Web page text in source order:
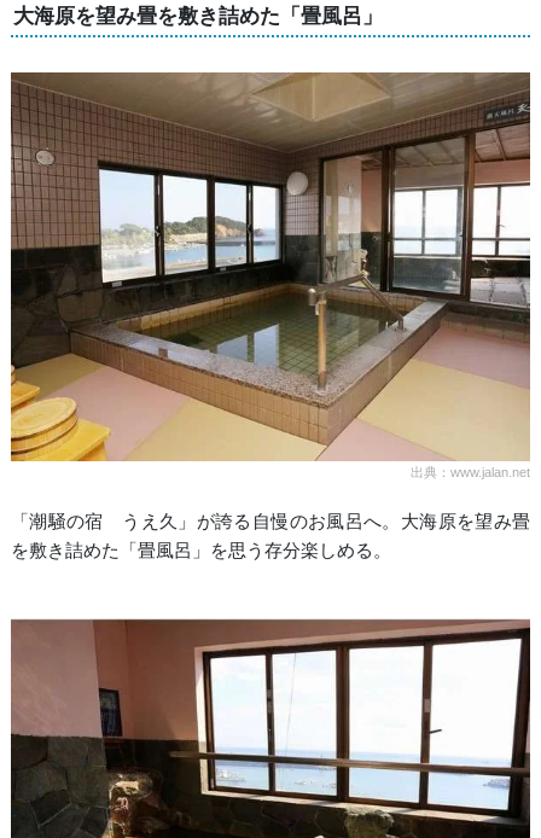
大海原を望み畳を敷き詰めた「畳風呂」
出典：www.jalan.net
「潮騒の宿 うえ久」が誇る自慢のお風呂へ。大海原を望み畳
を敷き詰めた「畳風呂」を思う存分楽しめる。